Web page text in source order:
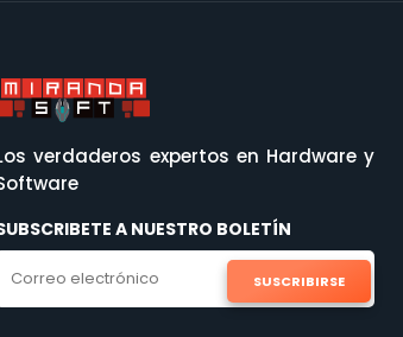
verdaderos expertos en Hardware y
A NUESTRO BOLETÍN
SUSCRIBIRSE